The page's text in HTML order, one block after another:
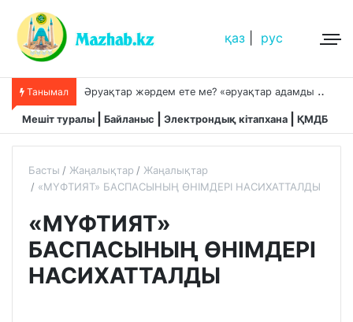
қаз рус
Танымал Ә
руақтар жәрдем ете ме? «әруақтар адамды қорғап жүреді»,-дейді сол рас па?
Мешіт туралы Байланыс Электрондық кітапхана ҚМДБ
Басты Жаңалықтар
Жаңалықтар
«МҮФТИЯТ» БАСПАСЫНЫҢ ӨНІМДЕРІ НАСИХАТТАЛДЫ
«МҮФТИЯТ»
БАСПАСЫНЫҢ ӨНІМДЕРІ
НАСИХАТТАЛДЫ